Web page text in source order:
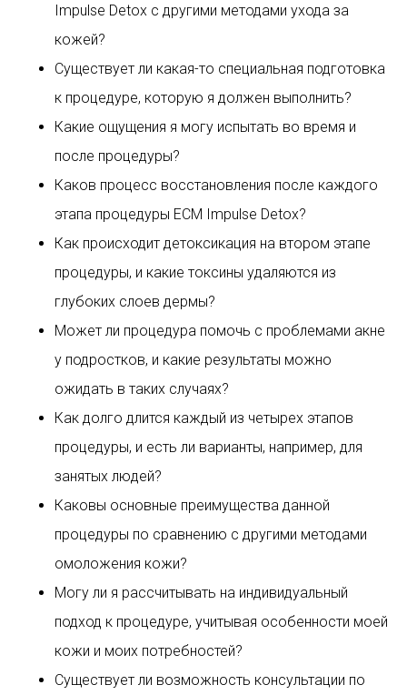
Impulse Detox с другими методами ухода за
кожей?
Существует ли какая-то специальная подготовка
к процедуре, которую я должен выполнить?
Какие ощущения я могу испытать во время и
после процедуры?
Каков процесс восстановления после каждого
этапа процедуры ECM Impulse Detox?
Как происходит детоксикация на втором этапе
процедуры, и какие токсины удаляются из
глубоких слоев дермы?
Может ли процедура помочь с проблемами акне
у подростков, и какие результаты можно
ожидать в таких случаях?
Как долго длится каждый из четырех этапов
процедуры, и есть ли варианты, например, для
занятых людей?
Каковы основные преимущества данной
процедуры по сравнению с другими методами
омоложения кожи?
Могу ли я рассчитывать на индивидуальный
подход к процедуре, учитывая особенности моей
кожи и моих потребностей?
Существует ли возможность консультации по